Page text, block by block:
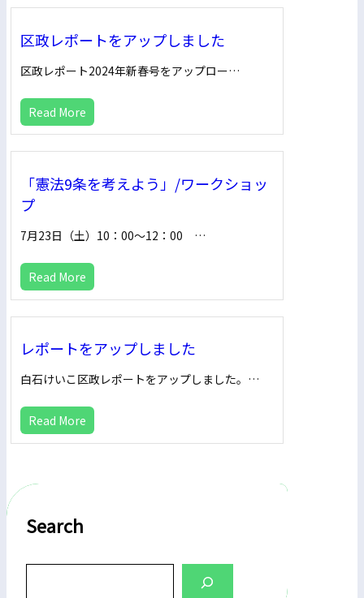
区政レポートをアップしました
区政レポート2024年新春号をアップロー…
Read More
「憲法9条を考えよう」/ワークショッ
プ
7月23日（土）10：00～12：00 …
Read More
レポートをアップしました
白石けいこ区政レポートをアップしました。…
Read More
Search